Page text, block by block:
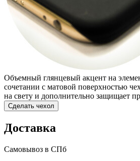
Объемный глянцевый акцент на
сочетании с матовой поверхностью
на свету и дополнительно защищает
Сделать чехол
Доставка
Самовывоз в СПб